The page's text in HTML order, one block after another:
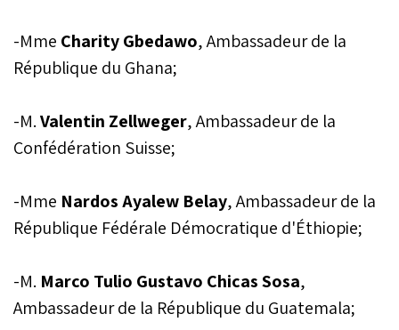
-Mme Charity Gbedawo, Ambassadeur de la
République du Ghana;
-M.Valentin Zellweger, Ambassadeur de la
Confédération Suisse;
-Mme Nardos Ayalew Belay, Ambassadeur de la
République Fédérale Démocratique d'Éthiopie;
-M. Marco Tulio Gustavo Chicas Sosa,
Ambassadeur de la République du Guatemala;